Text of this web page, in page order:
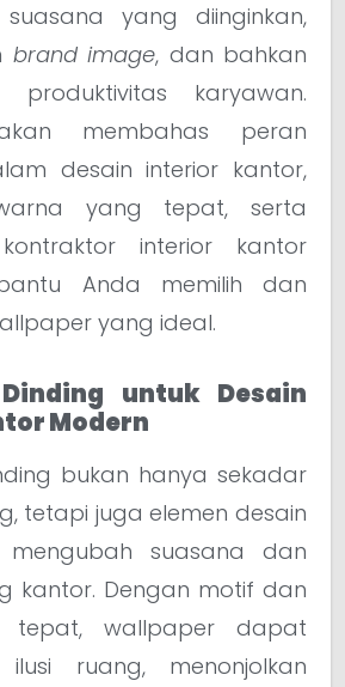
yang diinginkan,
brand image, dan bahkan
produktivitas karyawan.
membahas peran
desain interior kantor,
yang tepat, serta
interior kantor
Anda memilih dan
yang ideal.
untuk Desain
Modern
bukan hanya sekadar
tetapi juga elemen desain
suasana dan
kantor. Dengan motif dan
tepat, wallpaper dapat
ilusi ruang, menonjolkan